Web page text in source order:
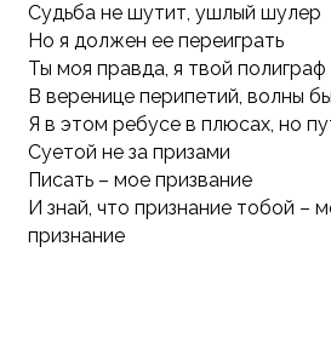
Судьба не шутит, ушлый шулер
Но я должен ее переиграть
Ты моя правда, я твой полиграф
В веренице перипетий, волны
Я в этом ребусе в плюсах, но
Суетой не за призами
Писать – мое призвание
И знай, что признание тобой –
признание